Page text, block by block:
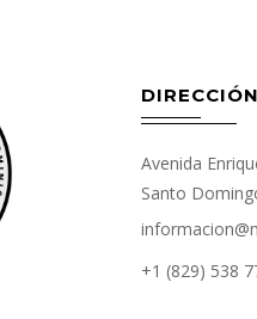
Avenida
Santo
+1 (829) 538